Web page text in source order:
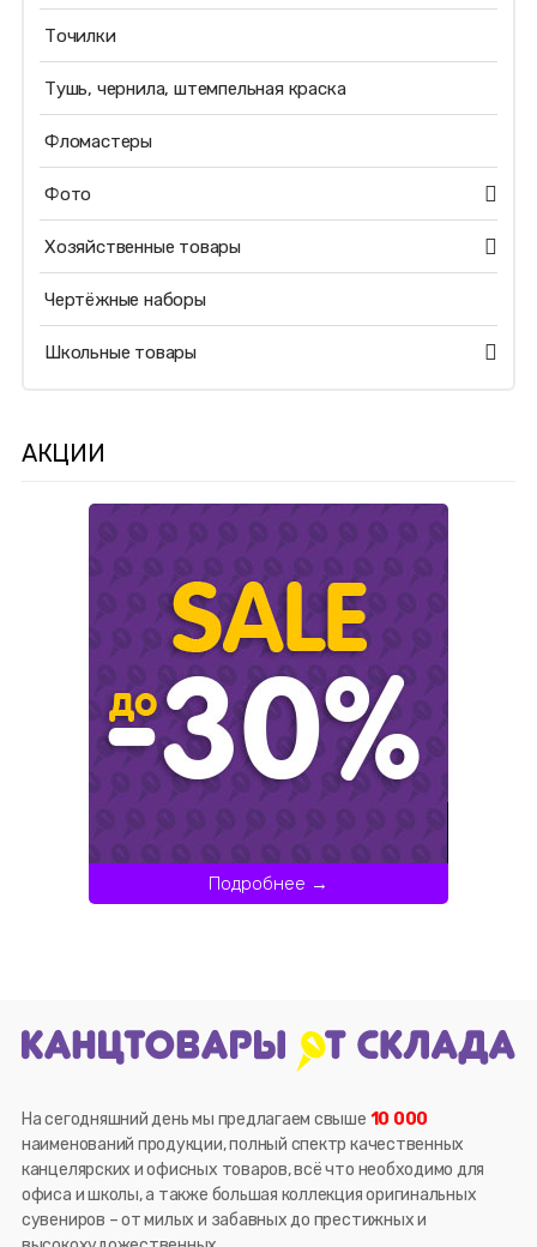
Точилки
Тушь, чернила, штемпельная краска
Фломастеры
Фото
Хозяйственные товары
Чертёжные наборы
Школьные товары
АКЦИИ
Подробнее →
На сегодняшний день мы предлагаем свыше 10 000
наименований продукции, полный спектр качественных
канцелярских и офисных товаров, всё что необходимо для
офиса и школы, а также большая коллекция оригинальных
сувениров – от милых и забавных до престижных и